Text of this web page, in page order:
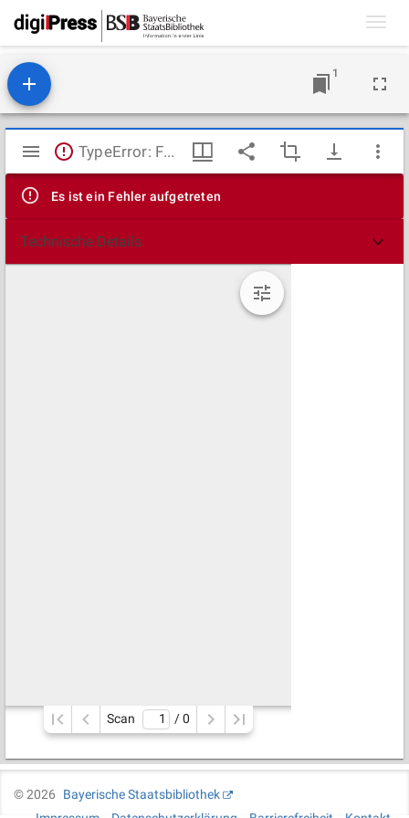
1
Mirador
Viewer
TypeError: Failed to fetch
Es ist ein Fehler aufgetreten
Technische Details
Scan / 0
©2026
Bayerische Staatsbibliothek